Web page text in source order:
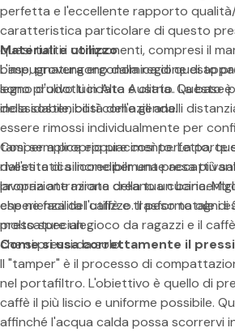
v
e
Condividi questo prodotto
Diviso:
perfetta e l'eccellente rapporto
caratteristica particolare di questo
quasi tutti i componenti, compresi il
base, provengono dalla regione di
sono prodotti in Alta Austria. Questo
della sostenibilità dell'azienda.
Materiali e utilizzo
L'impugnatura ergonomica di questo
legno d'ulivo lucidato e oliato. La base
inossidabile, così come gli anelli
essere rimossi individualmente per
tamper a proprio piacimento. La parte
rivestita di silicone per una presa più
lavorazione mirata creano un
che ne facilita l'utilizzo. Il peso totale di
pressature un gioco da ragazzi e il
che si pressi da solo.
Così semplice eppure così perfetto,
dall'estetica incredibilmente
propria attrazione della tua cucina.
esperienza del caffè e trasforma ogni
molto speciale.
Come si usa correttamente il
Il "tamper" è il processo di
nel portafiltro. L'obiettivo è quello di
caffè il più liscio e uniforme possibile.
affinché l'acqua calda possa scorrervi